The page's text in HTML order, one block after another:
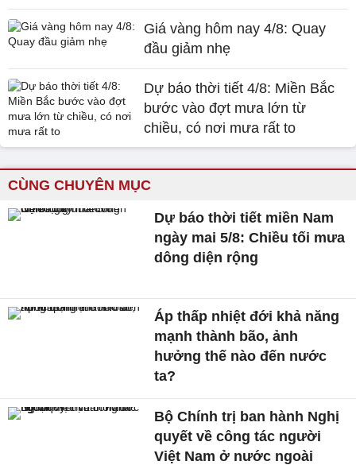
Giá vàng hôm nay 4/8: Quay
đầu giảm nhẹ
Dự báo thời tiết 4/8: Miền Bắc
bước vào đợt mưa lớn từ
chiều, có nơi mưa rất to
CÙNG CHUYÊN MỤC
Dự báo thời tiết miền Nam
ngày mai 5/8: Chiều tối mưa
dông diện rộng
Áp thấp nhiệt đới khả năng
mạnh thành bão, ảnh
hưởng thế nào đến nước
ta?
Bộ Chính trị ban hành Nghị
quyết về công tác người
Việt Nam ở nước ngoài